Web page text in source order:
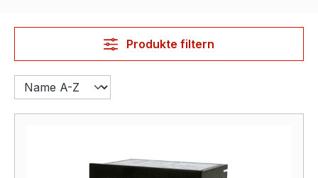
Produkte filtern